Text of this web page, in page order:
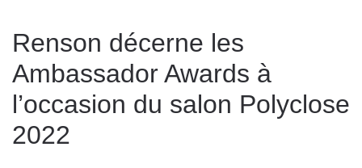
Renson décerne les
Ambassador Awards à
l’occasion du salon Polyclose
2022